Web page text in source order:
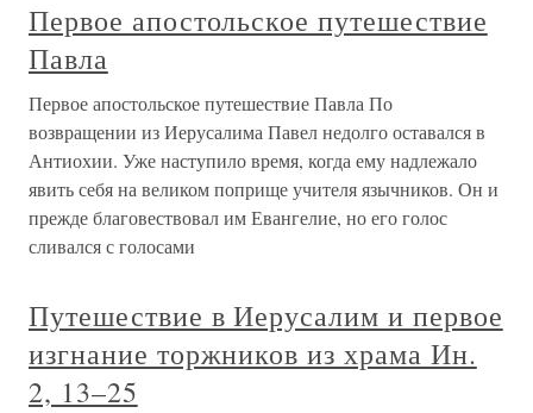
Первое апостольское путешествие
Павла
Первое апостольское путешествие Павла По
возвращении из Иерусалима Павел недолго оставался в
Антиохии. Уже наступило время, когда ему надлежало
явить себя на великом поприще учителя язычников. Он и
прежде благовествовал им Евангелие, но его голос
сливался с голосами
Путешествие в Иерусалим и первое
изгнание торжников из храма Ин.
2, 13–25